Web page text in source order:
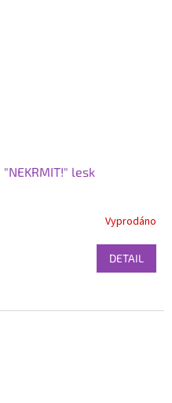
lesk
Vyprodáno
DETAIL